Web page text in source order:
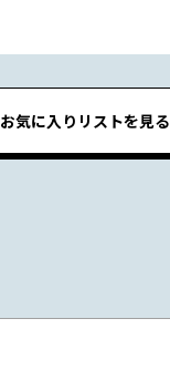
お気に入りリストを見る